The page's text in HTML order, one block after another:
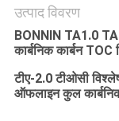
उत्पाद विवरण
BONNIN TA1.0
कार्बनिक कार्बन
टीए-2.0 टीओसी
ऑफलाइन कुल